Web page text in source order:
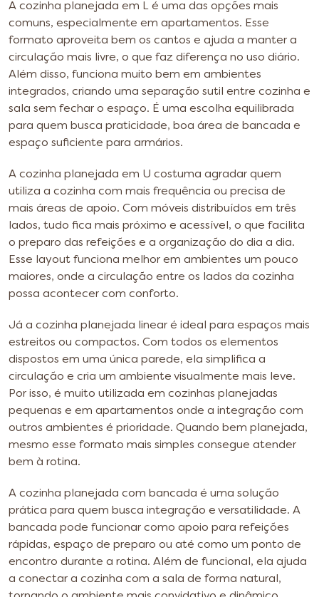
A cozinha planejada em L é uma das opções mais
comuns, especialmente em apartamentos. Esse
formato aproveita bem os cantos e ajuda a manter a
circulação mais livre, o que faz diferença no uso diário.
Além disso, funciona muito bem em ambientes
integrados, criando uma separação sutil entre cozinha e
sala sem fechar o espaço. É uma escolha equilibrada
para quem busca praticidade, boa área de bancada e
espaço suficiente para armários.
A cozinha planejada em U costuma agradar quem
utiliza a cozinha com mais frequência ou precisa de
mais áreas de apoio. Com móveis distribuídos em três
lados, tudo fica mais próximo e acessível, o que facilita
o preparo das refeições e a organização do dia a dia.
Esse layout funciona melhor em ambientes um pouco
maiores, onde a circulação entre os lados da cozinha
possa acontecer com conforto.
Já a cozinha planejada linear é ideal para espaços mais
estreitos ou compactos. Com todos os elementos
dispostos em uma única parede, ela simplifica a
circulação e cria um ambiente visualmente mais leve.
Por isso, é muito utilizada em cozinhas planejadas
pequenas e em apartamentos onde a integração com
outros ambientes é prioridade. Quando bem planejada,
mesmo esse formato mais simples consegue atender
bem à rotina.
A cozinha planejada com bancada é uma solução
prática para quem busca integração e versatilidade. A
bancada pode funcionar como apoio para refeições
rápidas, espaço de preparo ou até como um ponto de
encontro durante a rotina. Além de funcional, ela ajuda
a conectar a cozinha com a sala de forma natural,